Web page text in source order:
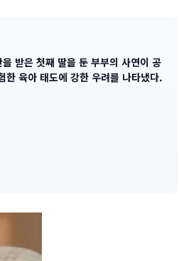
받은 첫째 딸을 둔 부부의 사연이 공
한 육아 태도에 강한 우려를 나타냈다.